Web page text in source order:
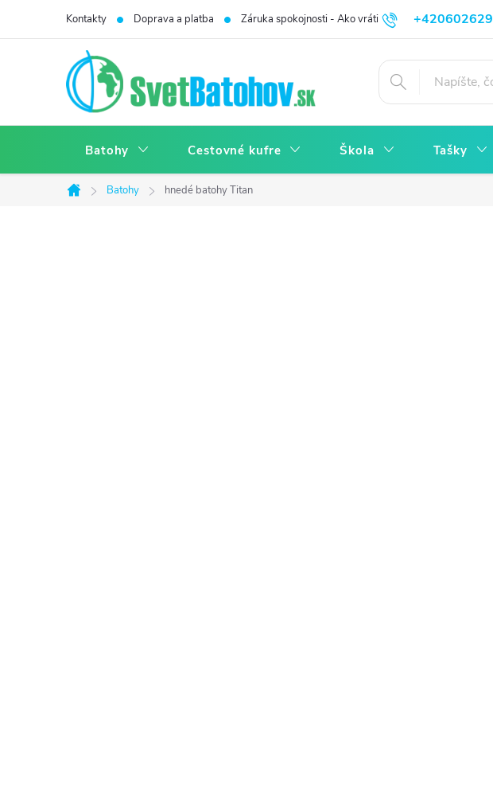
Kontakty Doprava a platba Záruka spokojnosti - Ako vrátiť Všetko o Nákupu
Batohy Cestovné kufre Škola Tašky
Domov
Batohy hnedé batohy Titan